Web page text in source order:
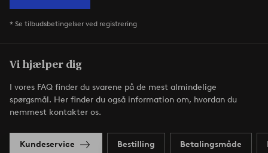
* Se tilbudsbetingelser ved registrering
Vi hjælper dig
I vores FAQ finder du svarene på de mest almindelige
spørgsmål. Her finder du også information om, hvordan du
nemmest kontakter os.
Kundeservice Bestilling Betalingsmåde